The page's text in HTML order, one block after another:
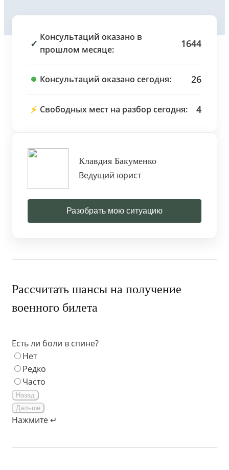
✓
Консультаций оказано в
прошлом месяце:
1644
Консультаций оказано сегодня: 26
⚡ Свободных мест на разбор сегодня: 4
Клавдия Бакуменко
Ведущий юрист
Разобрать мою ситуацию
Рассчитать шансы на получение
военного билета
Есть ли боли в спине?
Нет
Редко
Часто
Назад
Дальше
Нажмите ↵